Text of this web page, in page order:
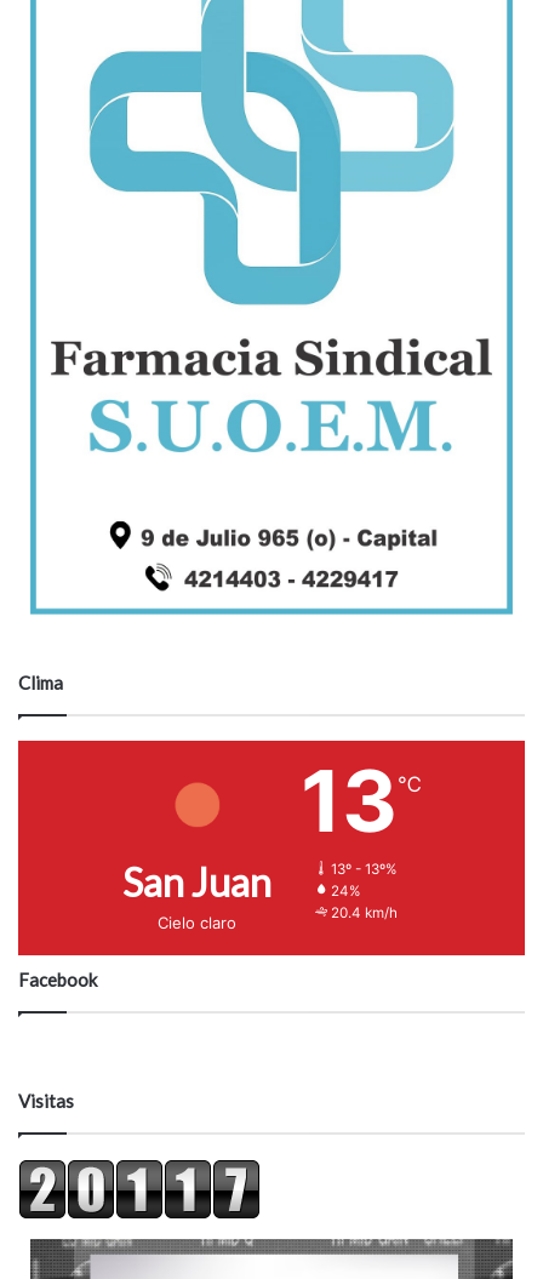
Clima
San Juan
Cielo claro
13 ℃
13º - 13º%
24%
20.4 km/h
Facebook
Visitas